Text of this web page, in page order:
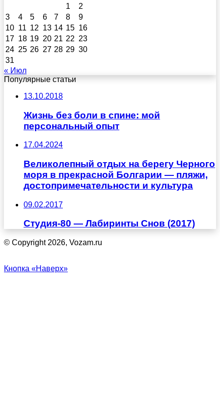
1
2
3
4 5 6 7 8
9
10 11 12 13 14 15 16
17 18 19 20 21 22 23
24 25 26 27 28 29 30
31
« Июл
Популярные статьи
13.10.2018
Жизнь без боли в спине: мой
персональный опыт
17.04.2024
Великолепный отдых на берегу Черного
моря в прекрасной Болгарии — пляжи,
достопримечательности и культура
09.02.2017
Студия-80 — Лабиринты Cнов (2017)
© Copyright 2026, Vozam.ru
Кнопка «Наверх»